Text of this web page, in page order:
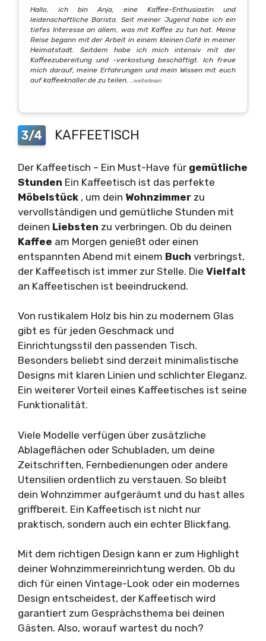
Hallo, ich bin Anja, eine Kaffee-Enthusiastin und
leidenschaftliche Barista. Seit meiner Jugend habe ich ein
tiefes Interesse an allem, was mit Kaffee zu tun hat. Meine
Reise begann mit der Arbeit in einem kleinen Café in meiner
Heimatstadt. Seitdem habe ich mich intensiv mit der
Kaffeezubereitung und -verkostung beschäftigt. Ich freue
mich darauf, meine Erfahrungen und mein Wissen mit euch
auf kaffeeknaller.de zu teilen. …weiterlesen
3/4 KAFFEETISCH
Der Kaffeetisch – Ein Must-Have für gemütliche
Stunden Ein Kaffeetisch ist das perfekte
Möbelstück , um dein Wohnzimmer zu
vervollständigen und gemütliche Stunden mit
deinen Liebsten zu verbringen. Ob du deinen
Kaffee am Morgen genießt oder einen
entspannten Abend mit einem Buch verbringst,
der Kaffeetisch ist immer zur Stelle. Die Vielfalt
an Kaffeetischen ist beeindruckend.
Von rustikalem Holz bis hin zu modernem Glas
gibt es für jeden Geschmack und
Einrichtungsstil den passenden Tisch.
Besonders beliebt sind derzeit minimalistische
Designs mit klaren Linien und schlichter Eleganz.
Ein weiterer Vorteil eines Kaffeetisches ist seine
Funktionalität.
Viele Modelle verfügen über zusätzliche
Ablageflächen oder Schubladen, um deine
Zeitschriften, Fernbedienungen oder andere
Utensilien ordentlich zu verstauen. So bleibt
dein Wohnzimmer aufgeräumt und du hast alles
griffbereit. Ein Kaffeetisch ist nicht nur
praktisch, sondern auch ein echter Blickfang.
Mit dem richtigen Design kann er zum Highlight
deiner Wohnzimmereinrichtung werden. Ob du
dich für einen Vintage-Look oder ein modernes
Design entscheidest, der Kaffeetisch wird
garantiert zum Gesprächsthema bei deinen
Gästen. Also, worauf wartest du noch?